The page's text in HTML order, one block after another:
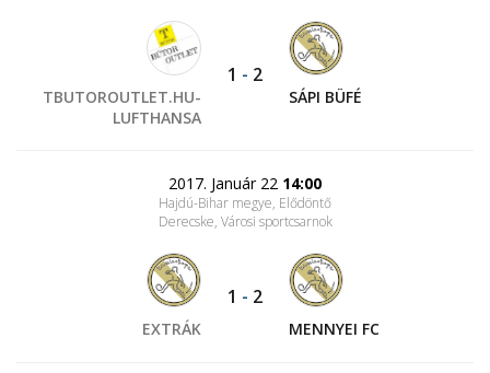
TBUTOROUTLET.HU-
LUFTHANSA
1 - 2
SÁPI BÜFÉ
2017. Január 22 14:00
Hajdú-Bihar megye, Elődöntő
Derecske, Városi sportcsarnok
EXTRÁK
1 - 2
MENNYEI FC